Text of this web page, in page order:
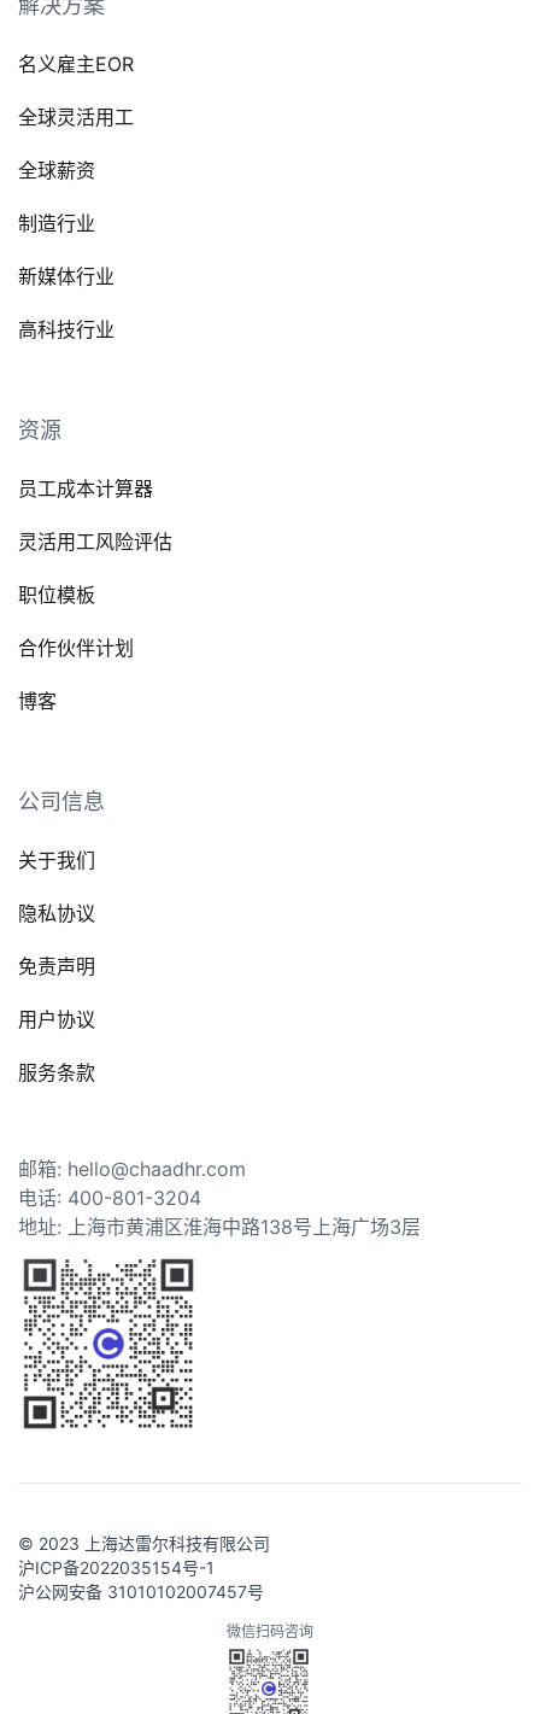
解决方案
名义雇主EOR
全球灵活用工
全球薪资
制造行业
新媒体行业
高科技行业
资源
员工成本计算器
灵活用工风险评估
职位模板
合作伙伴计划
博客
公司信息
关于我们
隐私协议
免责声明
用户协议
服务条款
邮箱: hello@chaadhr.com
电话: 400-801-3204
地址: 上海市黄浦区淮海中路138号上海广场3层
© 2023 上海达雷尔科技有限公司
沪ICP备2022035154号-1
沪公网安备 31010102007457号
微信扫码咨询